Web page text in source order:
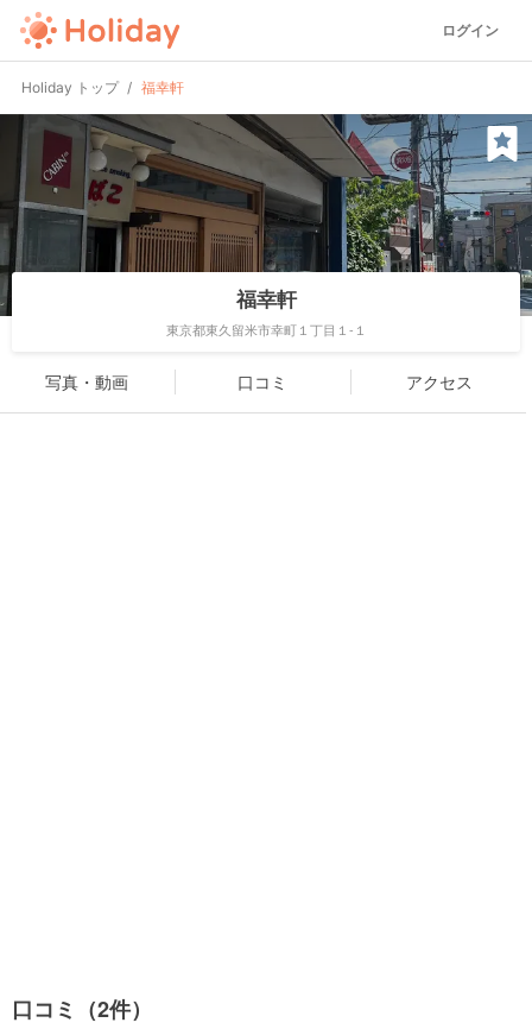
ログイン
Holiday トップ 福幸軒
福幸軒
東京都東久留米市幸町１丁目１-１
写真・動画 口コミ アクセス
口コミ（2件）